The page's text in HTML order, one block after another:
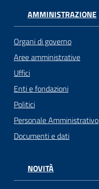
AMMINISTRAZIONE
Organi di governo
Aree amministrative
Uffici
Enti e fondazioni
Politici
Personale Amministrativo
Documenti e dati
NOVITÀ